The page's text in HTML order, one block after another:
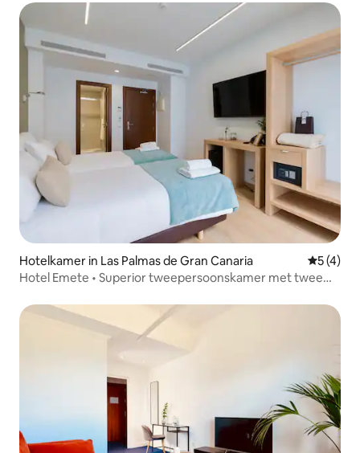
Hotelkamer in Las Palmas de Gran Canaria
5 (4)
Hotel Emete • Superior tweepersoonskamer met twee